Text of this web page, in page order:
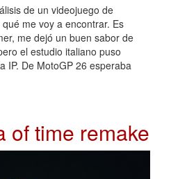
de un videojuego de
me voy a encontrar. Es
me dejó un buen sabor de
el estudio italiano puso
IP. De MotoGP 26 esperaba
of time remake